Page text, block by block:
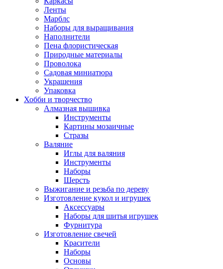
Ленты
Марблс
Наборы для выращивания
Наполнители
Пена флористическая
Природные материалы
Проволока
Садовая миниатюра
Украшения
Упаковка
Хобби и творчество
Алмазная вышивка
Инструменты
Картины мозаичные
Стразы
Валяние
Иглы для валяния
Инструменты
Наборы
Шерсть
Выжигание и резьба по дереву
Изготовление кукол и игрушек
Аксессуары
Наборы для шитья игрушек
Фурнитура
Изготовление свечей
Красители
Наборы
Основы